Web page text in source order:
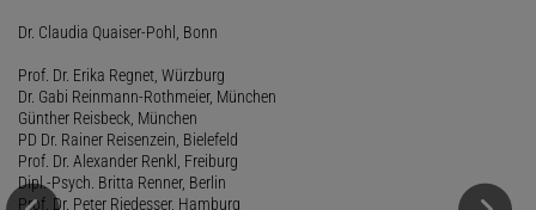
Dr. Claudia Quaiser-Pohl, Bonn
Prof. Dr. Erika Regnet, Würzburg
Dr. Gabi Reinmann-Rothmeier, München
Günther Reisbeck, München
PD Dr. Rainer Reisenzein, Bielefeld
Prof. Dr. Alexander Renkl, Freiburg
Dipl.-Psych. Britta Renner, Berlin
Prof. Dr. Peter Riedesser, Hamburg